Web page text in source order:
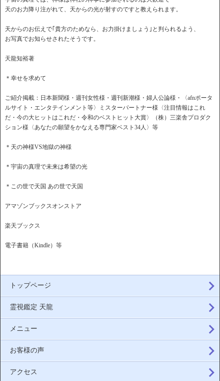
天のお力降り注がれて、天からの光が射すのですと教えられます。
天からのお伝えで｢貴方のためなら、お力掛けましょう｣と判られるよう、
お写真でお知らせされたそうです。
天龍知裕著
＊幸せを求めて
ご紹介掲載：日本新聞様・週刊女性様・週刊新潮様・婦人公論様・〈afnポータ
ルサイト・エンタテインメント等〉ミスターパートナー様〈注目情報はこれ
だ・今の大ヒットはこれだ・令和のベストヒット大賞〉（株）三楽舎プロダク
ション様〈あなたの願望をかなえる専門家ベスト34人〉等
＊天の神様VS地獄の神様
＊宇宙の真理で未来は希望の光
＊この世で天国 あの世で天国
アマゾンブックスオンストア
楽天ブックス
電子書籍（Kindle）等
トップページ
霊視鑑定 天龍
メニュー
お客様の声
アクセス